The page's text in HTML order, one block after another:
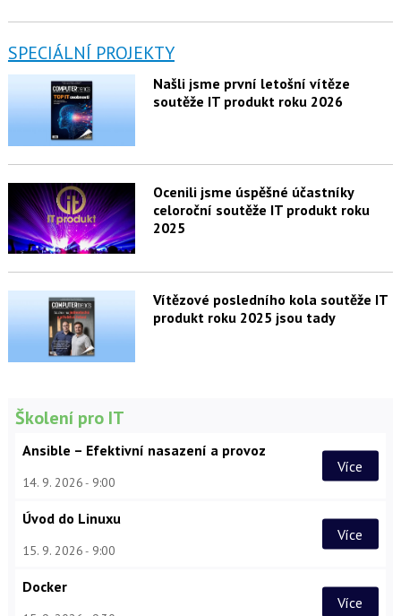
SPECIÁLNÍ PROJEKTY
Našli jsme první letošní vítěze
soutěže IT produkt roku 2026
Ocenili jsme úspěšné účastníky
celoroční soutěže IT produkt roku
2025
Vítězové posledního kola soutěže IT
produkt roku 2025 jsou tady
Školení pro IT
Ansible – Efektivní nasazení a provoz
14. 9. 2026 9:00
Více
Úvod do Linuxu
15. 9. 2026 9:00
Více
Docker
Více